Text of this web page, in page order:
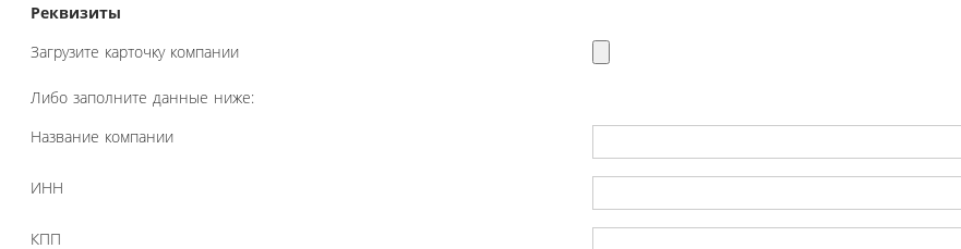
Реквизиты
Загрузите карточку компании
Либо заполните данные ниже:
Название компании
ИНН
КПП